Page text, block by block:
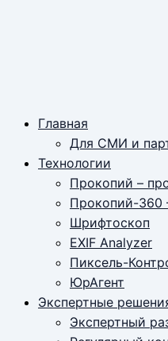
Главная
Для СМИ и
Технологии
Прокопий –
Прокопий-360
Шрифтоскоп
EXIF Analyzer
Пиксель-
ЮрАгент
Экспертные
Экспертный